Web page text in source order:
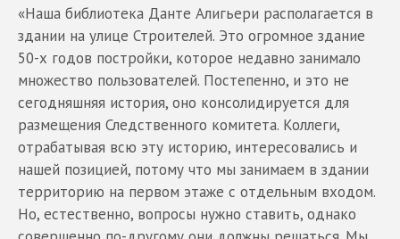
«Наша библиотека Данте Алигьери располагается в
здании на улице Строителей. Это огромное здание
50-х годов постройки, которое недавно занимало
множество пользователей. Постепенно, и это не
сегодняшняя история, оно консолидируется для
размещения Следственного комитета. Коллеги,
отрабатывая всю эту историю, интересовались и
нашей позицией, потому что мы занимаем в здании
территорию на первом этаже с отдельным входом.
Но, естественно, вопросы нужно ставить, однако